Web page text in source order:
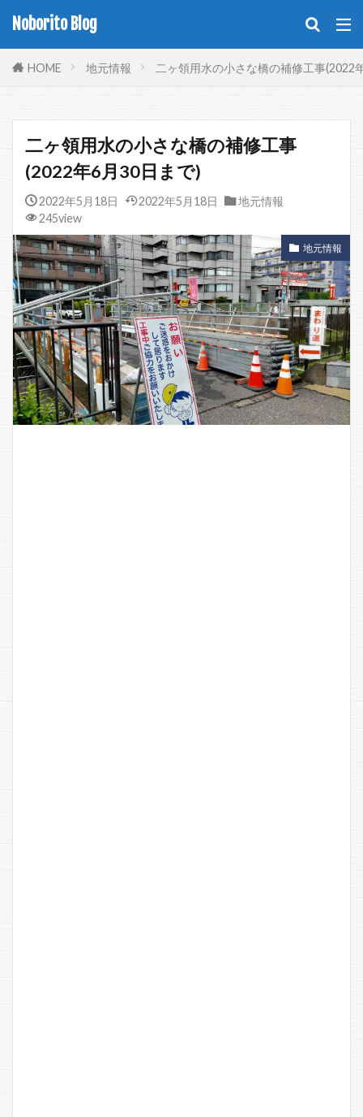
Noborito Blog
HOME 地元情報 二ヶ領用水の小さな橋の補修工事(2022
二ヶ領用水の小さな橋の補修工事
(2022年6月30日まで)
2022年5月18日 2022年5月18日
地元情報
245view
地元情報